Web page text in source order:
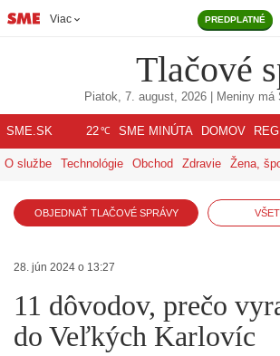
Viac PREDPLATNÉ
Tlačové
Piatok, 7. august, 2026 | Meniny má
SME.SK 22℃ SME MINÚTA DOMOV
O službe Technológie Obchod Zdravie Žena,
OBJEDNAŤ TLAČOVÉ SPRÁVY
28. jún 2024 o 13:27
11 dôvodov, prečo
do Veľkých Karlovíc